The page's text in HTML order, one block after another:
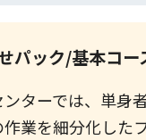
パック/基本コー
ターでは、単身
作業を細分化した